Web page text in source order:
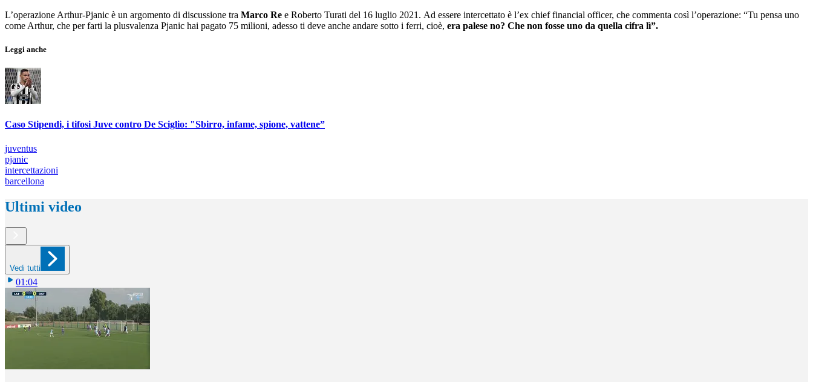
L’operazione Arthur-Pjanic è un argomento di discussione tra Marco Re e Roberto Turati del 16 luglio 2021. Ad essere intercettato è l’ex chief financial officer, che commenta così l’operazione: “Tu pensa uno
come Arthur, che per farti la plusvalenza Pjanic hai pagato 75 milioni, adesso ti deve anche andare sotto i ferri, cioè, era palese no? Che non fosse uno da quella cifra lì”.
Leggi anche
Caso Stipendi, i tifosi Juve contro De Sciglio: "Sbirro, infame, spione, vattene”
juventus
pjanic
intercettazioni
barcellona
Ultimi video
Vedi tutti
01:04